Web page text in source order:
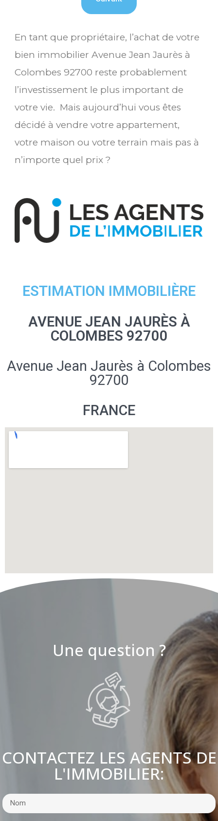
En tant que propriétaire, l’achat de votre
bien immobilier Avenue Jean Jaurès à
Colombes 92700 reste probablement
l’investissement le plus important de
votre vie. Mais aujourd’hui vous êtes
décidé à vendre votre appartement,
votre maison ou votre terrain mais pas à
n’importe quel prix ?
ESTIMATION IMMOBILIÈRE
AVENUE JEAN JAURÈS À
COLOMBES 92700
Avenue Jean Jaurès à Colombes
92700
FRANCE
Une question ?
CONTACTEZ LES AGENTS DE
L'IMMOBILIER: